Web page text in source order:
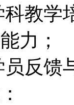
科教学
员反馈